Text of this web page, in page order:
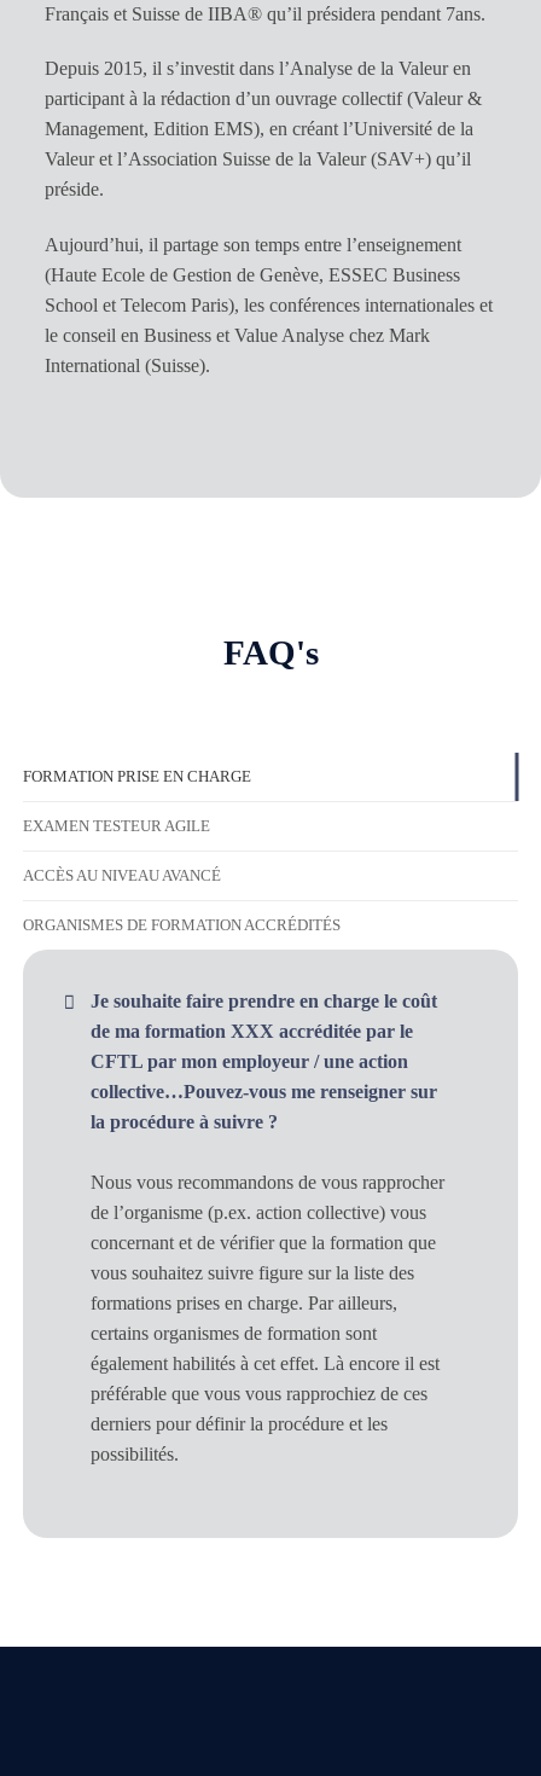
Français et Suisse de IIBA® qu’il présidera pendant 7ans.
Depuis 2015, il s’investit dans l’Analyse de la Valeur en
participant à la rédaction d’un ouvrage collectif (Valeur &
Management, Edition EMS), en créant l’Université de la
Valeur et l’Association Suisse de la Valeur (SAV+) qu’il
préside.
Aujourd’hui, il partage son temps entre l’enseignement
(Haute Ecole de Gestion de Genève, ESSEC Business
School et Telecom Paris), les conférences internationales et
le conseil en Business et Value Analyse chez Mark
International (Suisse).
FAQ's
FORMATION PRISE EN CHARGE
EXAMEN TESTEUR AGILE
ACCÈS AU NIVEAU AVANCÉ
ORGANISMES DE FORMATION ACCRÉDITÉS
Je souhaite faire prendre en charge le coût
de ma formation XXX accréditée par le
CFTL par mon employeur / une action
collective…Pouvez-vous me renseigner sur
la procédure à suivre ?
Nous vous recommandons de vous rapprocher
de l’organisme (p.ex. action collective) vous
concernant et de vérifier que la formation que
vous souhaitez suivre figure sur la liste des
formations prises en charge. Par ailleurs,
certains organismes de formation sont
également habilités à cet effet. Là encore il est
préférable que vous vous rapprochiez de ces
derniers pour définir la procédure et les
possibilités.